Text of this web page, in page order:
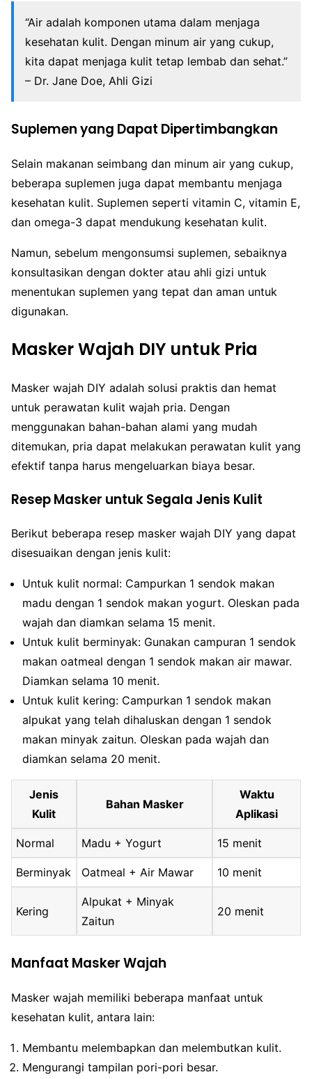
“Air adalah komponen utama dalam menjaga
kesehatan kulit. Dengan minum air yang cukup,
kita dapat menjaga kulit tetap lembab dan sehat.”
– Dr. Jane Doe, Ahli Gizi
Suplemen yang Dapat Dipertimbangkan
Selain makanan seimbang dan minum air yang cukup,
beberapa suplemen juga dapat membantu menjaga
kesehatan kulit. Suplemen seperti vitamin C, vitamin E,
dan omega-3 dapat mendukung kesehatan kulit.
Namun, sebelum mengonsumsi suplemen, sebaiknya
konsultasikan dengan dokter atau ahli gizi untuk
menentukan suplemen yang tepat dan aman untuk
digunakan.
Masker Wajah DIY untuk Pria
Masker wajah DIY adalah solusi praktis dan hemat
untuk perawatan kulit wajah pria. Dengan
menggunakan bahan-bahan alami yang mudah
ditemukan, pria dapat melakukan perawatan kulit yang
efektif tanpa harus mengeluarkan biaya besar.
Resep Masker untuk Segala Jenis Kulit
Berikut beberapa resep masker wajah DIY yang dapat
disesuaikan dengan jenis kulit:
Untuk kulit normal: Campurkan 1 sendok makan
madu dengan 1 sendok makan yogurt. Oleskan pada
wajah dan diamkan selama 15 menit.
Untuk kulit berminyak: Gunakan campuran 1 sendok
makan oatmeal dengan 1 sendok makan air mawar.
Diamkan selama 10 menit.
Untuk kulit kering: Campurkan 1 sendok makan
alpukat yang telah dihaluskan dengan 1 sendok
makan minyak zaitun. Oleskan pada wajah dan
diamkan selama 20 menit.
Jenis
Kulit
Bahan Masker
Waktu
Aplikasi
Normal Madu + Yogurt 15 menit
Berminyak Oatmeal + Air Mawar 10 menit
Kering
Alpukat + Minyak
Zaitun
20 menit
Manfaat Masker Wajah
Masker wajah memiliki beberapa manfaat untuk
kesehatan kulit, antara lain:
Membantu melembapkan dan melembutkan kulit.
Mengurangi tampilan pori-pori besar.